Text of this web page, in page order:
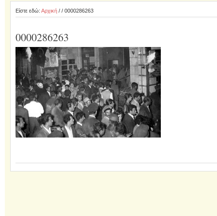
Είστε εδώ: Αρχική/ / 0000286263
0000286263